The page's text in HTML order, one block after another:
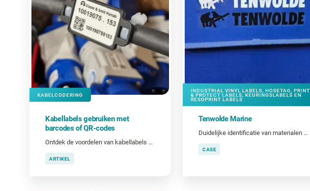
KABELCODERING
Kabellabels gebruiken met
barcodes of QR-codes
Ontdek de voordelen van kabellabels met barcodes en QR-codes.
ARTIKEL
INDUSTRIAL VINYL LABELS, HOSETAG, PRINT
& PROTECT LABELS, KEURINGSLABELS EN
RESOPRINT LABELS
Tenwolde Marine
Duidelijke identificatie van materialen en gereedschap
CASE